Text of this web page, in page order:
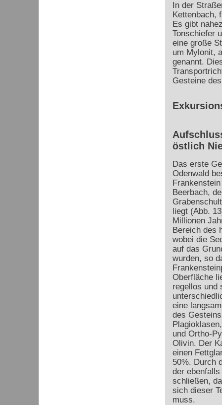
In der
Kettenbach,
Es gibt
Tonschiefer
eine große
um Mylonit,
genannt.
Gesteine
östlich
Das erste
Odenwald
Beerbach,
liegt (Abb.
Millionen
Bereich des
wobei die
auf das
wurden, so
Oberfläche
regellos und
eine
des
und Ortho-
Olivin. Der
einen
50%. Durch
der
schließen,
sich dieser
muss.